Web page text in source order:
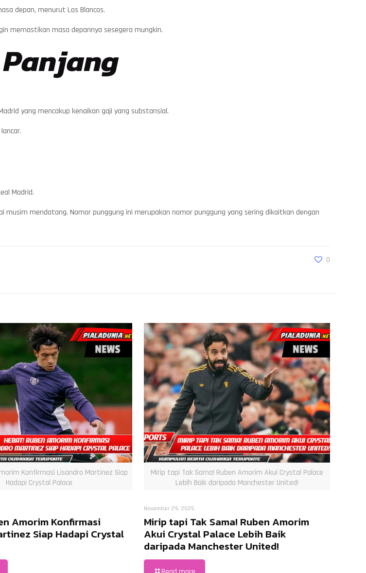
depan, menurut Los Blancos.
memastikan masa depannya sesegera mungkin.
yang mencakup kenaikan gaji yang substansial.
Madrid.
mendatang. Nomor punggung ini merupakan nomor punggung yang sering dikaitkan dengan
0
Konfirmasi Lisandro Martinez Siap
Hadapi Crystal Palace
Amorim Konfirmasi
Siap Hadapi Crystal
Mirip tapi Tak Sama! Ruben Amorim Akui Crystal Palace
Lebih Baik daripada Manchester United!
November 29, 2025
Mirip tapi Tak Sama! Ruben Amorim
Akui Crystal Palace Lebih Baik
daripada Manchester United!